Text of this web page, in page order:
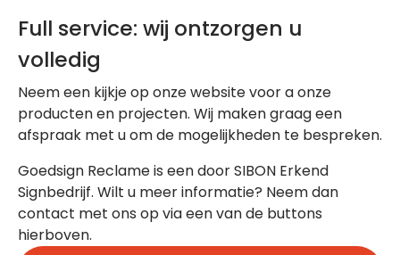
Full service: wij ontzorgen u
volledig
Neem een kijkje op onze website voor a onze
producten en projecten. Wij maken graag een
afspraak met u om de mogelijkheden te bespreken.
Goedsign Reclame is een door SIBON Erkend
Signbedrijf. Wilt u meer informatie? Neem dan
contact met ons op via een van de buttons
hierboven.